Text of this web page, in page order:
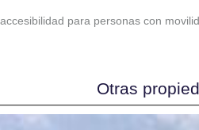
para personas con
Otras